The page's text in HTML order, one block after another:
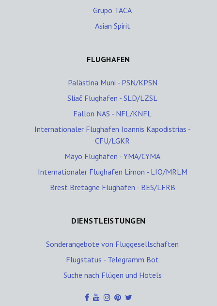
Grupo TACA
Asian Spirit
FLUGHAFEN
Palästina Muni - PSN/KPSN
Sliač Flughafen - SLD/LZSL
Fallon NAS - NFL/KNFL
Internationaler Flughafen Ioannis Kapodistrias -
CFU/LGKR
Mayo Flughafen - YMA/CYMA
Internationaler Flughafen Limon - LIO/MRLM
Brest Bretagne Flughafen - BES/LFRB
DIENSTLEISTUNGEN
Sonderangebote von Fluggesellschaften
Flugstatus - Telegramm Bot
Suche nach Flügen und Hotels